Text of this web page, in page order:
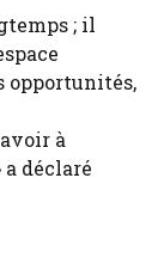
; il
opportunités,
à
déclaré